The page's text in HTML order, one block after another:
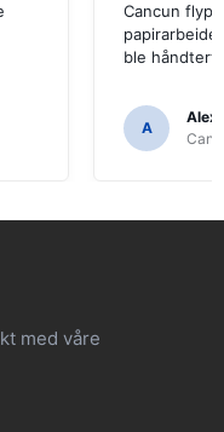
Cancun
ble håndtert
A
Alex
med våre